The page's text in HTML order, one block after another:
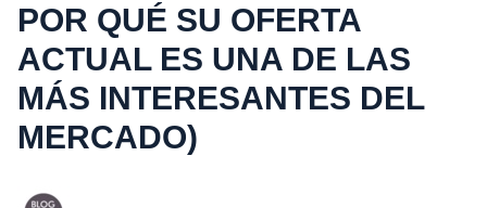
POR QUÉ SU OFERTA
ACTUAL ES UNA DE LAS
MÁS INTERESANTES DEL
MERCADO)